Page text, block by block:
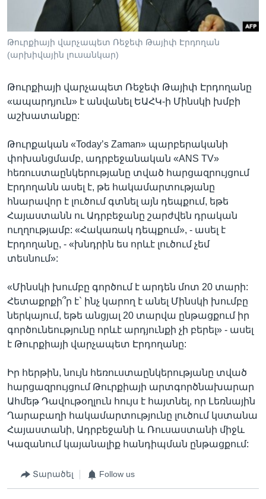
Լեզուներ
Թուրքիայի վարչապետ Ռեջեփ Թայիփ Էրդողան
(արխիվային լուսանկար)
Թուրքիայի վարչապետ Ռեջեփ Թայիփ Էրդողանը
«ապարդյուն» է անվանել ԵԱՀԿ-ի Մինսկի խմբի
աշխատանքը:
Թուրքական «Today’s Zaman» պարբերականի
փոխանցմամբ, ադրբեջանական «ANS TV»
հեռուստաընկերությանը տված հարցազրույցում
Էրդողանն ասել է, թե հակամարտությանը
հնարավոր է լուծում գտնել այն դեպքում, եթե
Հայաստանն ու Ադրբեջանը շարժվեն դրական
ուղղությամբ: «Հակառակ դեպքում», - ասել է
Էրդողանը, - «խնդրին ես որևէ լուծում չեմ
տեսնում»:
«Մինսկի խումբը գործում է արդեն մոտ 20 տարի:
Հետաքրքի՞ր է` ինչ կարող է անել Մինսկի խումբը
ներկայում, եթե անցյալ 20 տարվա ընթացքում իր
գործունեությունը որևէ արդյունքի չի բերել» - ասել
է Թուրքիայի վարչապետ Էրդողանը:
Իր հերթին, նույն հեռուստաընկերությանը տված
հարցազրույցում Թուրքիայի արտգործնախարար
Ահմեթ Դավութօղլուն հույս է հայտնել, որ Լեռնային
Ղարաբաղի հակամարտությունը լուծում կստանա
Հայաստանի, Ադրբեջանի և Ռուսաստանի միջև
Կազանում կայանալիք հանդիպման ընթացքում:
Տարածել Follow us